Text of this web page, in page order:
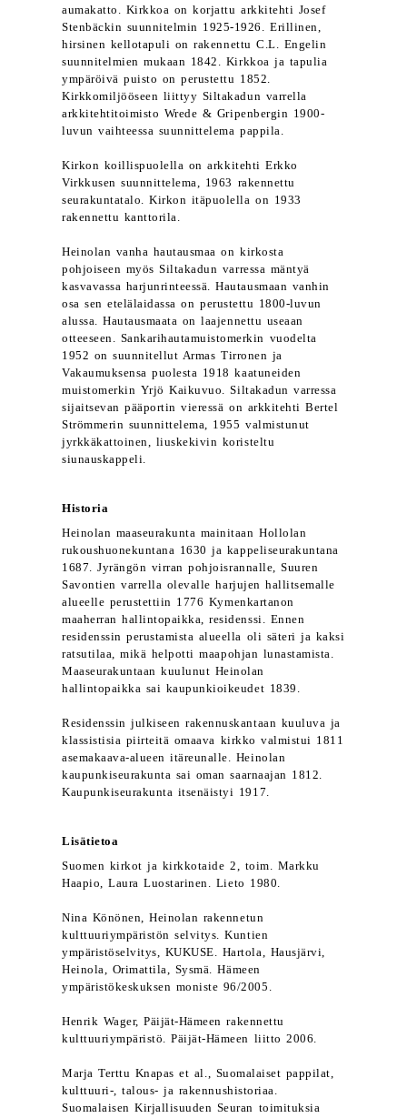
aumakatto. Kirkkoa on korjattu arkkitehti Josef
Stenbäckin suunnitelmin 1925-1926. Erillinen,
hirsinen kellotapuli on rakennettu C.L. Engelin
suunnitelmien mukaan 1842. Kirkkoa ja tapulia
ympäröivä puisto on perustettu 1852.
Kirkkomiljööseen liittyy Siltakadun varrella
arkkitehtitoimisto Wrede & Gripenbergin 1900-
luvun vaihteessa suunnittelema pappila.
Kirkon koillispuolella on arkkitehti Erkko
Virkkusen suunnittelema, 1963 rakennettu
seurakuntatalo. Kirkon itäpuolella on 1933
rakennettu kanttorila.
Heinolan vanha hautausmaa on kirkosta
pohjoiseen myös Siltakadun varressa mäntyä
kasvavassa harjunrinteessä. Hautausmaan vanhin
osa sen etelälaidassa on perustettu 1800-luvun
alussa. Hautausmaata on laajennettu useaan
otteeseen. Sankarihautamuistomerkin vuodelta
1952 on suunnitellut Armas Tirronen ja
Vakaumuksensa puolesta 1918 kaatuneiden
muistomerkin Yrjö Kaikuvuo. Siltakadun varressa
sijaitsevan pääportin vieressä on arkkitehti Bertel
Strömmerin suunnittelema, 1955 valmistunut
jyrkkäkattoinen, liuskekivin koristeltu
siunauskappeli.
Historia
Heinolan maaseurakunta mainitaan Hollolan
rukoushuonekuntana 1630 ja kappeliseurakuntana
1687. Jyrängön virran pohjoisrannalle, Suuren
Savontien varrella olevalle harjujen hallitsemalle
alueelle perustettiin 1776 Kymenkartanon
maaherran hallintopaikka, residenssi. Ennen
residenssin perustamista alueella oli säteri ja kaksi
ratsutilaa, mikä helpotti maapohjan lunastamista.
Maaseurakuntaan kuulunut Heinolan
hallintopaikka sai kaupunkioikeudet 1839.
Residenssin julkiseen rakennuskantaan kuuluva ja
klassistisia piirteitä omaava kirkko valmistui 1811
asemakaava-alueen itäreunalle. Heinolan
kaupunkiseurakunta sai oman saarnaajan 1812.
Kaupunkiseurakunta itsenäistyi 1917.
Lisätietoa
Suomen kirkot ja kirkkotaide 2, toim. Markku
Haapio, Laura Luostarinen. Lieto 1980.
Nina Könönen, Heinolan rakennetun
kulttuuriympäristön selvitys. Kuntien
ympäristöselvitys, KUKUSE. Hartola, Hausjärvi,
Heinola, Orimattila, Sysmä. Hämeen
ympäristökeskuksen moniste 96/2005.
Henrik Wager, Päijät-Hämeen rakennettu
kulttuuriympäristö. Päijät-Hämeen liitto 2006.
Marja Terttu Knapas et al., Suomalaiset pappilat,
kulttuuri-, talous- ja rakennushistoriaa.
Suomalaisen Kirjallisuuden Seuran toimituksia